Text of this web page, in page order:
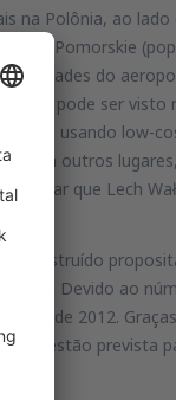
na Polônia, ao lado
de Pomorskie
do
pode ser visto
usando low-
com outros
notar que Lech
construído
ano. Devido ao
abril de 2012.
estão prevista